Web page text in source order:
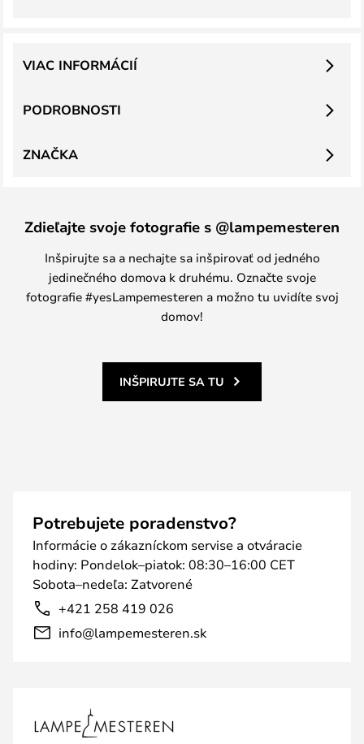
PODROBNOSTI
VIAC INFORMÁCIÍ
ZNAČKA
Zdieľajte svoje fotografie s @lampemesteren
Inšpirujte sa a nechajte sa inšpirovať od jedného
jedinečného domova k druhému. Označte svoje
fotografie #yesLampemesteren a možno tu uvidíte svoj
domov!
INŠPIRUJTE SA TU
Potrebujete poradenstvo?
Informácie o zákazníckom servise a otváracie
hodiny: Pondelok–piatok: 08:30–16:00 CET
Sobota–nedeľa: Zatvorené
+421 258 419 026
info@lampemesteren.sk